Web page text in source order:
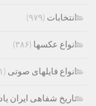
انتخابات (۹۷۹)
انواع عکسها (۳۸۶)
انواع فایلهای صوتی (۶۱)
تاریخ شفاهی ایران